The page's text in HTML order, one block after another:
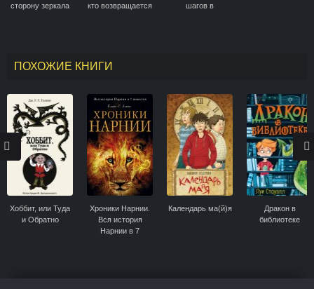
сторону зеркала
кто возвращается
шагов в
ПОХОЖИЕ КНИГИ
Хоббит, или Туда
и Обратно
Хроники Нарнии.
Вся история
Нарнии в 7
Календарь ма(й)я
Дракон в
библиотеке